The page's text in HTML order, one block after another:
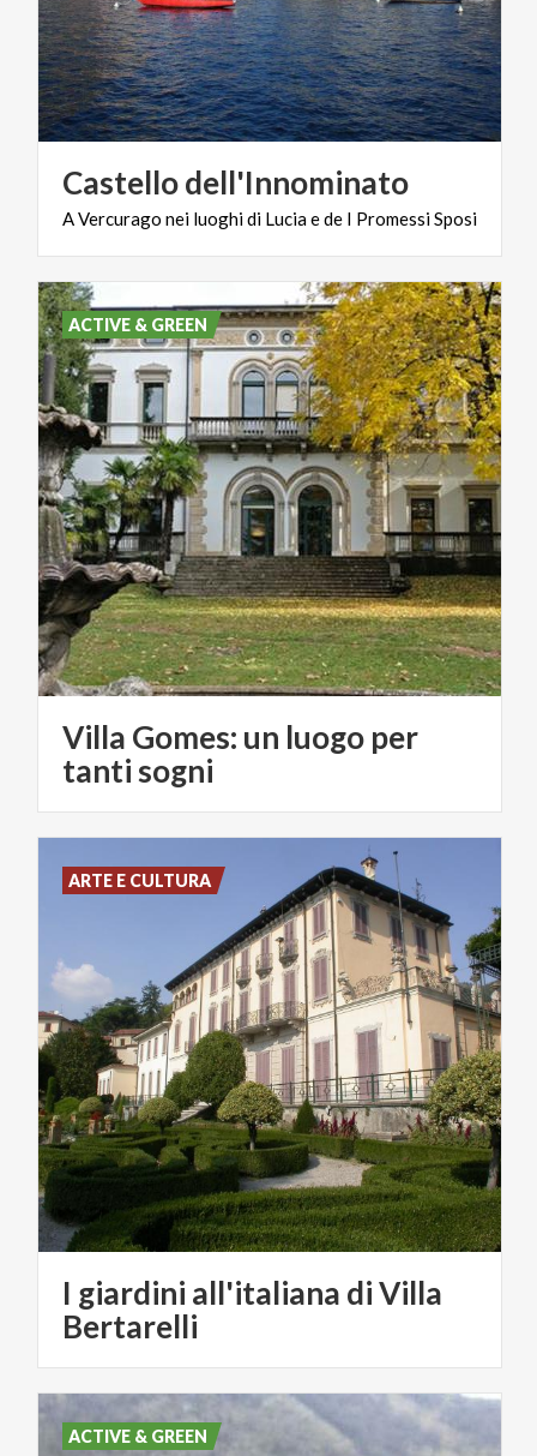
Castellodell'Innominato
AVercurago nei luoghidi Luciaede I PromessiSposi
Villa Gomes: un luogo per
tanti sogni
ACTIVE & GREEN
I giardini all'italiana di Villa
Bertarelli
ARTE E CULTURA
ACTIVE & GREEN